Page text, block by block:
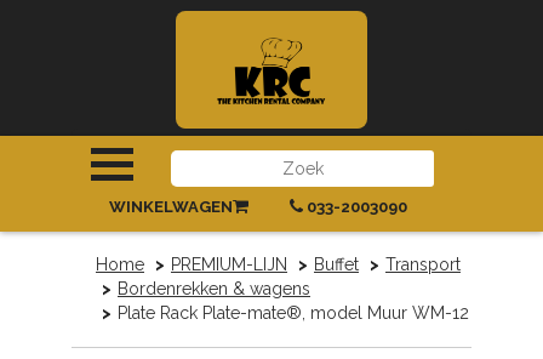
INLOGGEN|REGISTREREN
033-2003090
WINKELWAGEN
Home PREMIUM-LIJN Buffet
Transport
Bordenrekken & wagens
Plate Rack Plate-mate®, model Muur WM-12